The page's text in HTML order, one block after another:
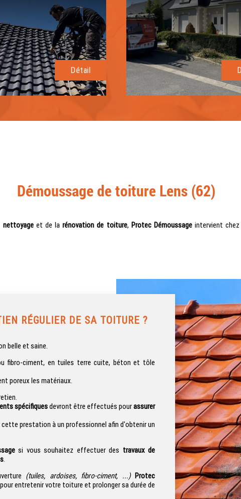
Détail
Démoussage de toiture Lens (62)
nettoyageet de larénovation de toiture, Protec Démoussage intervient
RÉGULIER DE SA TOITURE ?
belle et saine.
fibro-ciment, en tuiles terre cuite, béton et tôle
poreux les matériaux.
spécifiquesdevront être effectués pourassurer
prestation à un professionnel afin d'obtenir un
si vous souhaitez effectuer des travaux de
.
(tuiles, ardoises, fibro-ciment, ...) Protec
entretenir votre toiture et prolonger sa durée de